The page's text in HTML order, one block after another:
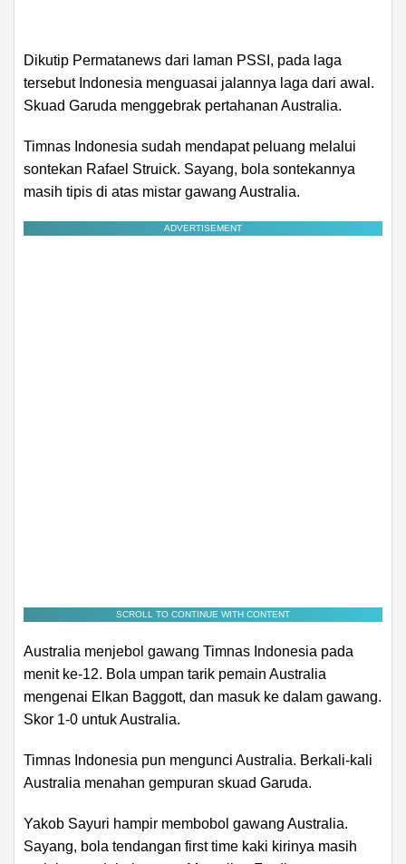
Dikutip Permatanews dari laman PSSI, pada laga
tersebut Indonesia menguasai jalannya laga dari awal.
Skuad Garuda menggebrak pertahanan Australia.
Timnas Indonesia sudah mendapat peluang melalui
sontekan Rafael Struick. Sayang, bola sontekannya
masih tipis di atas mistar gawang Australia.
ADVERTISEMENT
SCROLL TO CONTINUE WITH CONTENT
Australia menjebol gawang Timnas Indonesia pada
menit ke-12. Bola umpan tarik pemain Australia
mengenai Elkan Baggott, dan masuk ke dalam gawang.
Skor 1-0 untuk Australia.
Timnas Indonesia pun mengunci Australia. Berkali-kali
Australia menahan gempuran skuad Garuda.
Yakob Sayuri hampir membobol gawang Australia.
Sayang, bola tendangan first time kaki kirinya masih